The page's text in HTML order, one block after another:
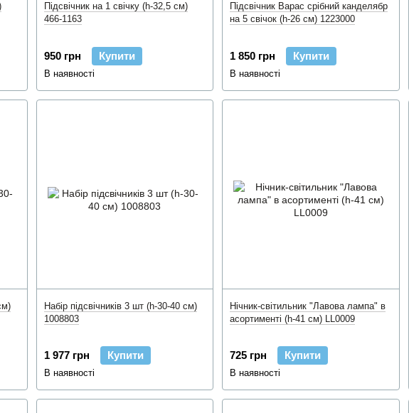
Підсвічник на 1 свічку (h-32,5 см)
466-1163
950 грн Купити
В наявності
Підсвічник Варас срібний канделябр
на 5 свічок (h-26 см) 1223000
1 850 грн Купити
В наявності
Набір підсвічників 3 шт (h-30-40 см)
1008803
1 977 грн Купити
В наявності
Нічник-світильник "Лавова лампа" в
асортименті (h-41 см) LL0009
725 грн Купити
В наявності